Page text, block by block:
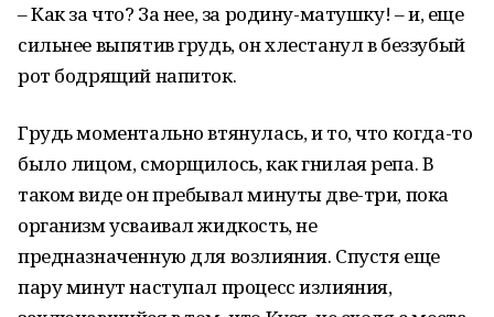
– Как за что? За нее, за родину-матушку! – и, еще
сильнее выпятив грудь, он хлестанул в беззубый
рот бодрящий напиток.
Грудь моментально втянулась, и то, что когда-то
было лицом, сморщилось, как гнилая репа. В
таком виде он пребывал минуты две-три, пока
организм усваивал жидкость, не
предназначенную для возлияния. Спустя еще
пару минут наступал процесс излияния,